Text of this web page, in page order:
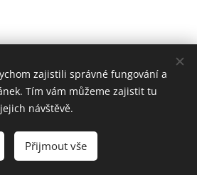
+420 604 756 213
Webnode Cookies
zajistili správné fungování a
Tím vám můžeme zajistit tu
návštěvě.
Přijmout vše